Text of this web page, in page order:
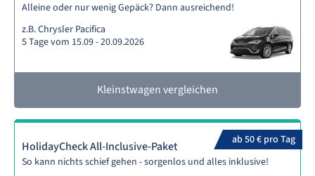
Alleine oder nur wenig Gepäck? Dann ausreichend!
z.B. Chrysler Pacifica
5 Tage vom 15.09 - 20.09.2026
Kleinstwagen vergleichen
ab 50 € pro Tag
HolidayCheck All-Inclusive-Paket
So kann nichts schief gehen - sorgenlos und alles inklusive!